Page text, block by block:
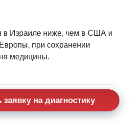
в Израиле ниже, чем в США и
при сохранении
медицины.
заявку на диагностику